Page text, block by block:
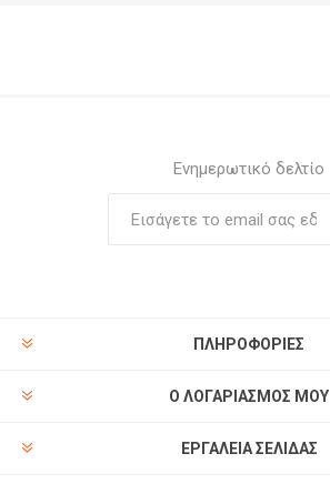
Ενημερωτικό δελτίο
ΠΛΗΡΟΦΟΡΊΕΣ
Ο ΛΟΓΑΡΙΑΣΜΌΣ ΜΟΥ
ΕΡΓΑΛΕΊΑ ΣΕΛΊΔΑΣ